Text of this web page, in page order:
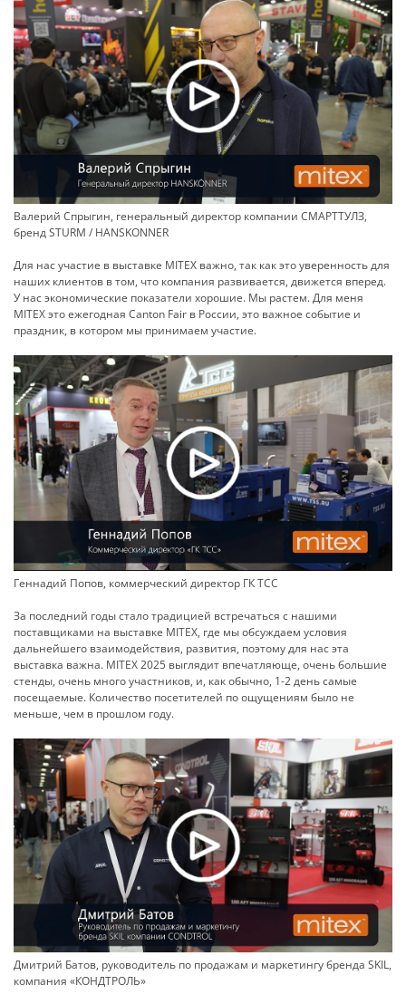
Валерий Cпрыгин, генеральный директор компании СМАРТТУЛЗ,
бренд STURM / HANSKONNER
Для нас участие в выставке MITEX важно, так как это уверенность для
наших клиентов в том, что компания развивается, движется вперед.
У нас экономические показатели хорошие. Мы растем. Для меня
MITEX это ежегодная Canton Fair в России, это важное событие и
праздник, в котором мы принимаем участие.
Геннадий Попов, коммерческий директор ГК ТСС
За последний годы стало традицией встречаться с нашими
поставщиками на выставке MITEX, где мы обсуждаем условия
дальнейшего взаимодействия, развития, поэтому для нас эта
выставка важна. MITEX 2025 выглядит впечатляюще, очень большие
стенды, очень много участников, и, как обычно, 1-2 день самые
посещаемые. Количество посетителей по ощущениям было не
меньше, чем в прошлом году.
Дмитрий Батов, руководитель по продажам и маркетингу бренда SKIL,
компания «КОНДТРОЛЬ»